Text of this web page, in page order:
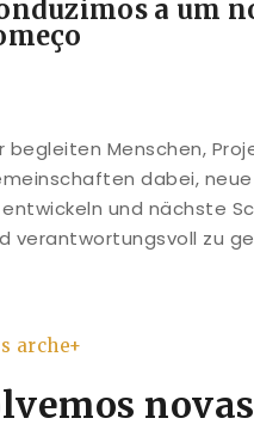
a um
begleiten Menschen,
dabei,
entwickeln und nächste
verantwortungsvoll zu
arche+